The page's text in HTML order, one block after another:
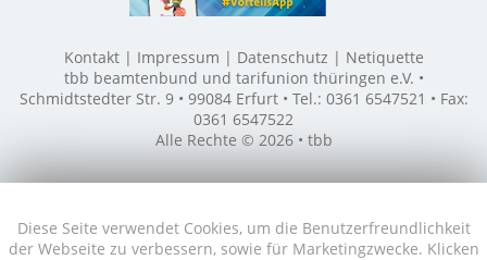
Diese Seite verwendet Cookies, um die Benutzerfreundlichkeit
der Webseite zu verbessern, sowie für Marketingzwecke. Klicken
Kontakt Impressum Datenschutz
Netiquette
tbb beamtenbund und tarifunion thüringen e.V. •
Schmidtstedter Str. 9 • 99084 Erfurt • Tel.: 0361 6547521 • Fax:
0361 6547522
Alle Rechte © 2026 • tbb